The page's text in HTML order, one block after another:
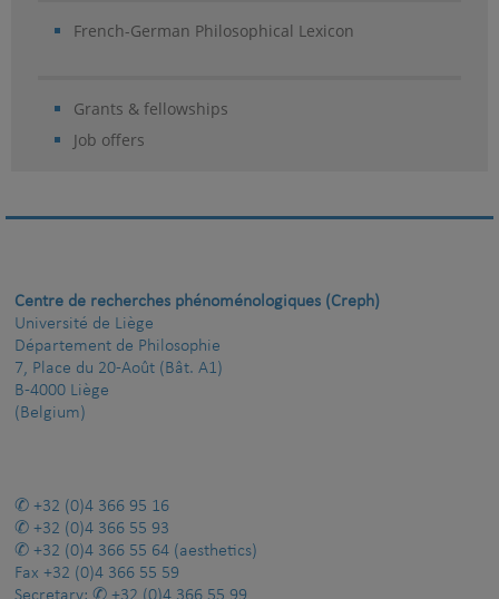
French-German Philosophical Lexicon
Grants & fellowships
Job offers
Centre de recherches phénoménologiques (Creph)
Université de Liège
Département de Philosophie
7, Place du 20-Août (Bât. A1)
B-4000 Liège
(Belgium)
+32 (0)4 366 95 16
+32 (0)4 366 55 93
+32 (0)4 366 55 64 (aesthetics)
Fax +32 (0)4 366 55 59